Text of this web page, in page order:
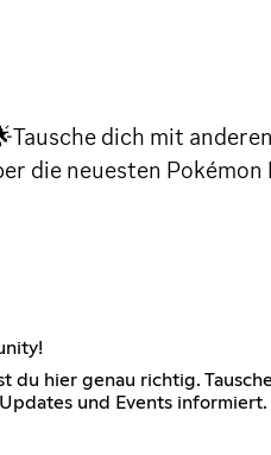
dich mit
die neuesten
du hier genau richtig.
und Events informiert.